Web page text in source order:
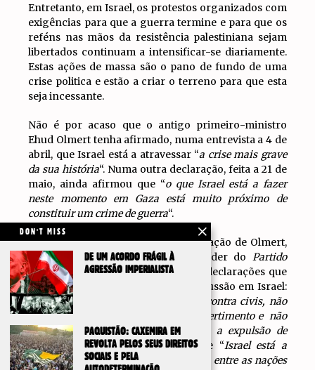
Entretanto, em Israel, os protestos organizados com
exigências para que a guerra termine e para que os
reféns nas mãos da resistência palestiniana sejam
libertados continuam a intensificar-se diariamente.
Estas ações de massa são o pano de fundo de uma
crise politica e estão a criar o terreno para que esta
seja incessante.
Não é por acaso que o antigo primeiro-ministro
Ehud Olmert tenha afirmado, numa entrevista a 4 de
abril, que Israel está a atravessar “a crise mais grave
da sua história“. Numa outra declaração, feita a 21 de
maio, ainda afirmou que “o que Israel está a fazer
neste momento em Gaza está muito próximo de
constituir um crime de guerra“.
Quase em simultâneo com as declaração de Olmert,
o militar reformado, deputado e líder do
Partido
Democrata
, Yair Golan, também fez declarações que
causaram grande agitação e repercussão em Israel:
“Um país inteligente não faz guerra contra civis, não
transforma a morte de bebés num divertimento e não
estabelece objectivos que impliquem a expulsão de
populações
“. Acrescentou ainda que “Israel está a
caminho de se tornar um Estado pária entre as nações
DON'T MISS
DE UM ACORDO FRÁGIL À
AGRESSÃO IMPERIALISTA
PAQUISTÃO: CAXEMIRA EM
REVOLTA PELOS SEUS DIREITOS
SOCIAIS E PELA